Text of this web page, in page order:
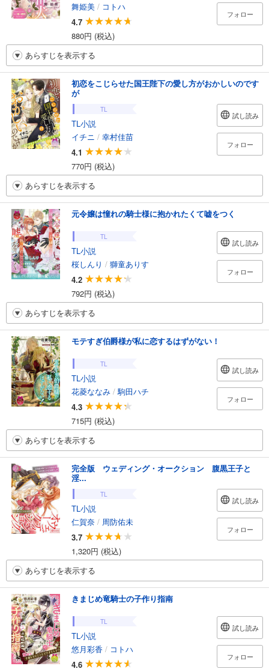
舞姫美 / コトハ
4.7
880円 (税込)
フォロー
あらすじを表示する
初恋をこじらせた国王陛下の愛し方がおかしいのです
が
TL
TL小説
イチニ / 幸村佳苗
4.1
770円 (税込)
試し読み
フォロー
あらすじを表示する
元令嬢は憧れの騎士様に抱かれたくて嘘をつく
TL
TL小説
桜しんり / 獅童ありす
4.2
792円 (税込)
試し読み
フォロー
あらすじを表示する
モテすぎ伯爵様が私に恋するはずがない！
TL
TL小説
花菱ななみ /駒田ハチ
4.3
715円 (税込)
試し読み
フォロー
あらすじを表示する
完全版 ウェディング・オークション 腹黒王子と
淫...
TL
TL小説
仁賀奈 / 周防佑未
3.7
1,320円 (税込)
試し読み
フォロー
あらすじを表示する
きまじめ竜騎士の子作り指南
TL
TL小説
悠月彩香 / コトハ
4.6
試し読み
フォロー